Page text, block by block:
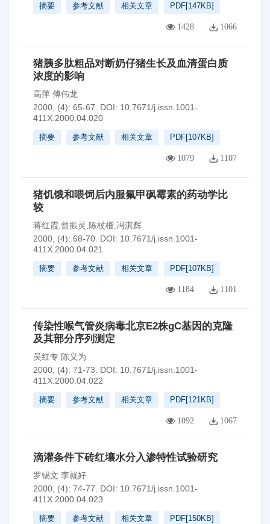
摘要 参考文献 相关文章 PDF[147KB]
1428 1066
猪胰多肽粗品对断奶仔猪生长及血清蛋白质
浓度的影响
高萍 傅伟龙
2000, (4): 65-67.
DOI: 10.7671/j.issn.1001-
411X.2000.04.020
摘要 参考文献 相关文章 PDF[107KB]
1079 1107
猪饥饿和喂饲后内服氟甲砜霉素的药动学比
较
蒋红霞,曾振灵,陈杖榴,冯淇辉
2000, (4): 68-70. DOI: 10.7671/j.issn.1001-
411X.2000.04.021
摘要 参考文献 相关文章 PDF[107KB]
1184 1101
传染性喉气管炎病毒北京E2株gC基因的克隆
及其部分序列测定
吴红专 陈义为
2000, (4): 71-73.
DOI: 10.7671/j.issn.1001-
411X.2000.04.022
摘要 参考文献 相关文章 PDF[121KB]
1092 1067
滴灌条件下砖红壤水分入渗特性试验研究
罗锡文 李就好
2000, (4): 74-77.
DOI: 10.7671/j.issn.1001-
411X.2000.04.023
摘要 参考文献 相关文章 PDF[150KB]